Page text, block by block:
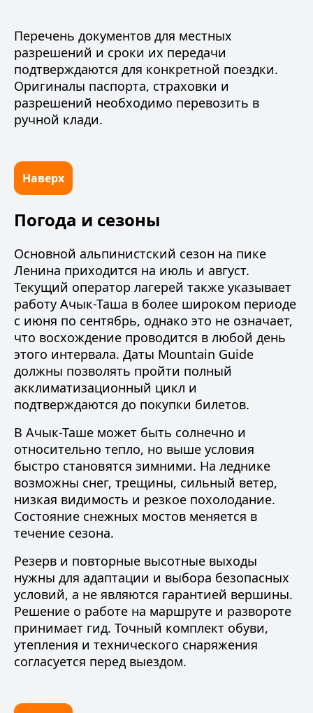
Перечень документов для местных
разрешений и сроки их передачи
подтверждаются для конкретной поездки.
Оригиналы паспорта, страховки и
разрешений необходимо перевозить в
ручной клади.
Наверх
Погода и сезоны
Основной альпинистский сезон на пике
Ленина приходится на июль и август.
Текущий оператор лагерей также указывает
работу Ачык-Таша в более широком периоде
с июня по сентябрь, однако это не означает,
что восхождение проводится в любой день
этого интервала. Даты Mountain Guide
должны позволять пройти полный
акклиматизационный цикл и
подтверждаются до покупки билетов.
В Ачык-Таше может быть солнечно и
относительно тепло, но выше условия
быстро становятся зимними. На леднике
возможны снег, трещины, сильный ветер,
низкая видимость и резкое похолодание.
Состояние снежных мостов меняется в
течение сезона.
Резерв и повторные высотные выходы
нужны для адаптации и выбора безопасных
условий, а не являются гарантией вершины.
Решение о работе на маршруте и развороте
принимает гид. Точный комплект обуви,
утепления и технического снаряжения
согласуется перед выездом.